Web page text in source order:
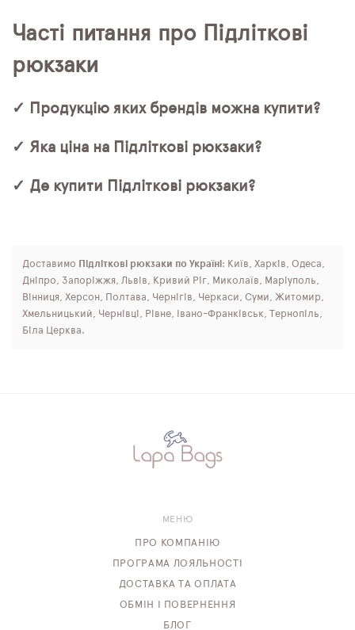
Часті питання про Підліткові
рюкзаки
✓ Продукцію яких брендів можна купити?
✓ Яка ціна на Підліткові рюкзаки?
✓ Де купити Підліткові рюкзаки?
Доставимо Підліткові рюкзаки по Україні : Київ, Харків, Одеса,
Дніпро, Запоріжжя, Львів, Кривий Ріг, Миколаїв, Маріуполь,
Вінниця, Херсон, Полтава, Чернігів, Черкаси, Суми, Житомир,
Хмельницький, Чернівці, Рівне, Івано-Франківськ, Тернопіль,
Біла Церква.
МЕНЮ
ПРО КОМПАНІЮ
ПРОГРАМА ЛОЯЛЬНОСТІ
ДОСТАВКА ТА ОПЛАТА
ОБМІН І ПОВЕРНЕННЯ
БЛОГ